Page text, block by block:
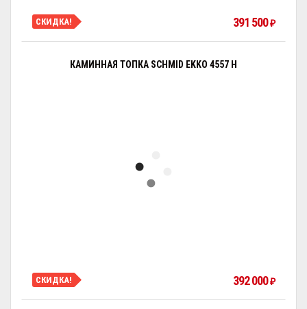
СКИДКА! 391 500₽
КАМИННАЯ ТОПКА SCHMID EKKO 4557 H
СКИДКА! 392 000₽